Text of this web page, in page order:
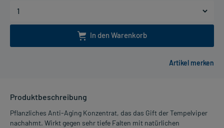
In den Warenkorb
Produktbeschreibung
Pflanzliches Anti-Aging Konzentrat, das das Gift der Tempelviper
nachahmt. Wirkt gegen sehr tiefe Falten mit natürlichen